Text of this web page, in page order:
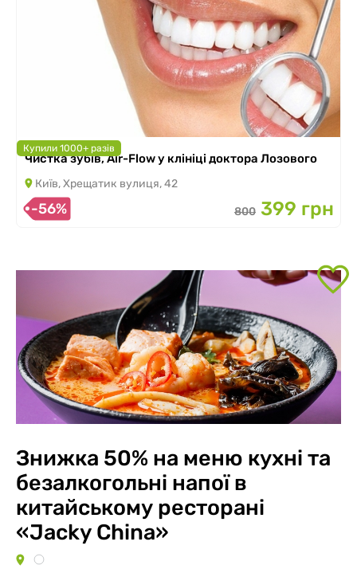
Купили 1000+ разів
Чистка зубів, Air-Flow у клініці доктора Лозового
Київ, Хрещатик вулиця, 42
-56% 800 399 грн
Знижка 50% на меню кухні та
безалкогольні напої в
китайському ресторані
«Jacky China»